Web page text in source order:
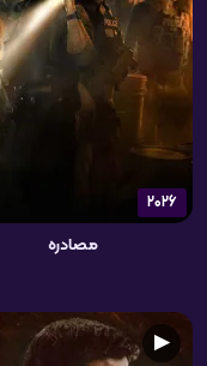
2026
مصادره
▶